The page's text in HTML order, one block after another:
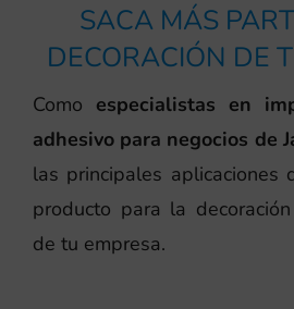
SACA MÁS
DECORACIÓN DE
Como especialistas en
adhesivo para negocios de
las principales aplicaciones
producto para la
de tu empresa.